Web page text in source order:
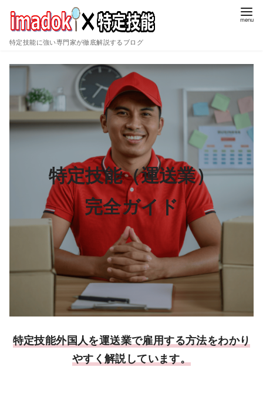
特定技能に強い専門家が徹底解説するブログ
特定技能（運送業）
完全ガイド
特定技能外国人を運送業で雇用する方法をわかり
やすく解説しています。